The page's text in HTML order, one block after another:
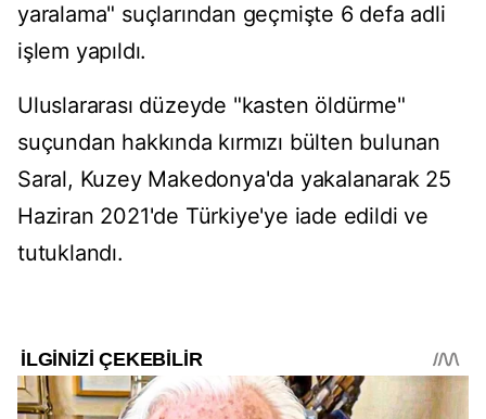
yaralama" suçlarından geçmişte 6 defa adli
işlem yapıldı.
Uluslararası düzeyde "kasten öldürme"
suçundan hakkında kırmızı bülten bulunan
Saral, Kuzey Makedonya'da yakalanarak 25
Haziran 2021'de Türkiye'ye iade edildi ve
tutuklandı.